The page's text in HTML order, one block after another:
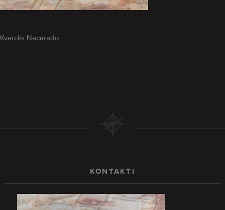
Kvarcits Nacarado
KONTAKTI